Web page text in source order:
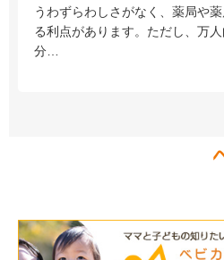
うわずらわしさがなく、薬局や
る利点があります。ただし、万
分…